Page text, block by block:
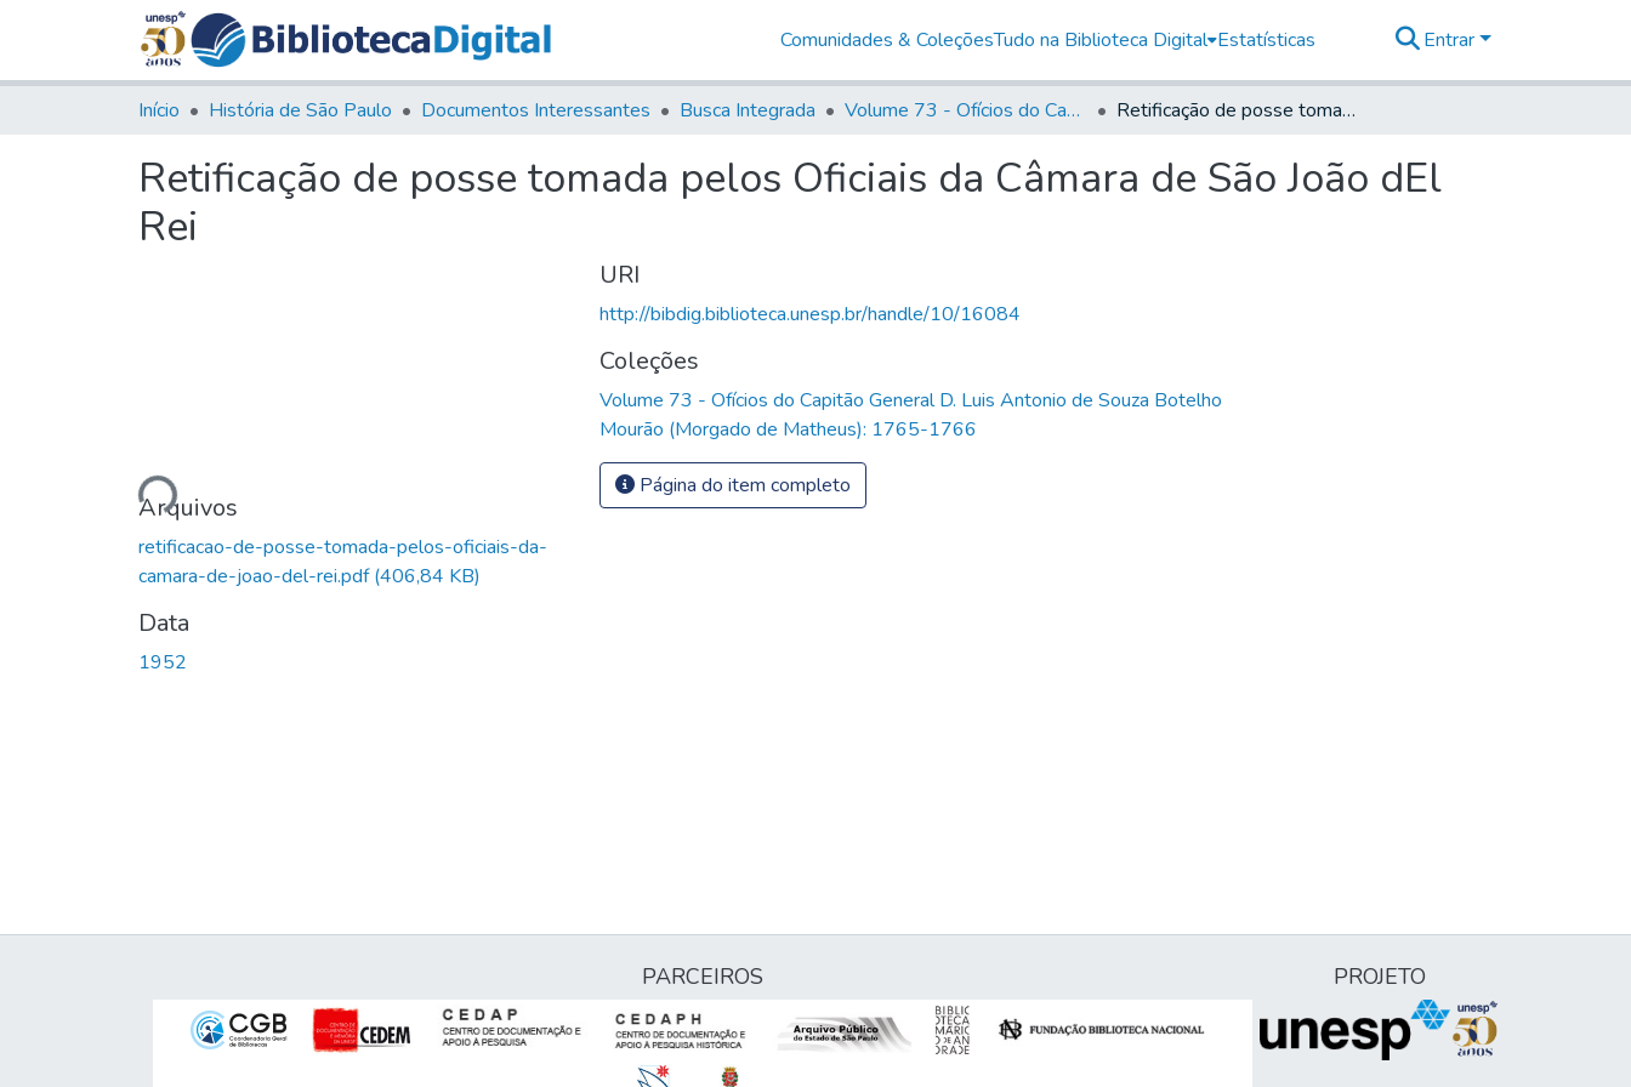
Comunidades & ColeçõesTudo na Biblioteca Digital Estatísticas Entrar
Início História de São Paulo Documentos Interessantes Busca Integrada Volume 73 - Ofícios do Capitão General D. Luis Antonio de Souza Botelho Mourão (Morgado de Matheus): 1765-1766 Retificação de posse tomada pelos Oficiais da Câmara de São João dEl Rei
Retificação de posse tomada pelos Oficiais da Câmara de São João dEl
Rei
Carregando...Arquivos
retificacao-de-posse-tomada-pelos-oficiais-da-
camara-de-joao-del-rei.pdf(406,84 KB)
Data
1952
URI
http://bibdig.biblioteca.unesp.br/handle/10/16084
Coleções
Volume 73 - Ofícios do Capitão General D. Luis Antonio de Souza Botelho
Mourão (Morgado de Matheus): 1765-1766
Página do item completo
PARCEIROS PROJETO